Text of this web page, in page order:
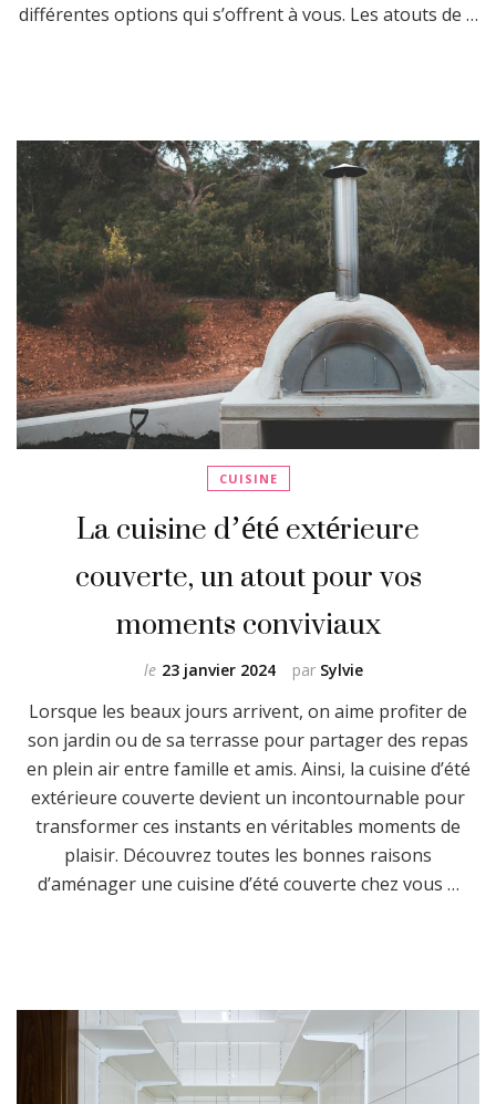
différentes options qui s’offrent à vous. Les atouts de …
CUISINE
La cuisine d’été extérieure
couverte, un atout pour vos
moments conviviaux
par Sylvie
le 23 janvier 2024
Lorsque les beaux jours arrivent, on aime profiter de
son jardin ou de sa terrasse pour partager des repas
en plein air entre famille et amis. Ainsi, la cuisine d’été
extérieure couverte devient un incontournable pour
transformer ces instants en véritables moments de
plaisir. Découvrez toutes les bonnes raisons
d’aménager une cuisine d’été couverte chez vous …